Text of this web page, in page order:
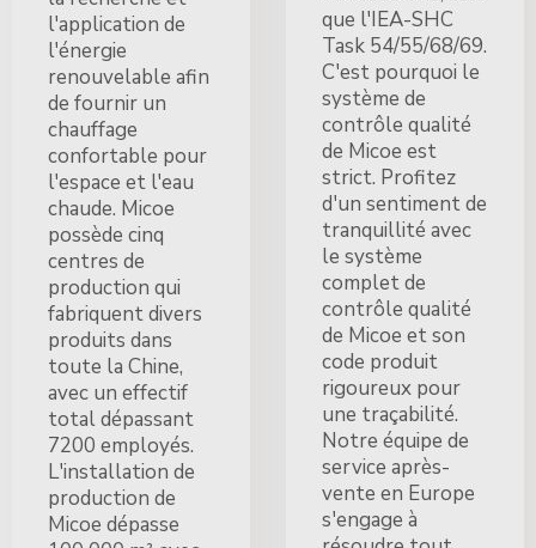
l'application de
l'énergie
renouvelable afin
de fournir un
chauffage
confortable pour
l'espace et l'eau
chaude. Micoe
possède cinq
centres de
production qui
fabriquent divers
produits dans
toute la Chine,
avec un effectif
total dépassant
7200 employés.
L'installation de
production de
Micoe dépasse
que l'IEA-SHC
Task 54/55/68/69.
C'est pourquoi le
système de
contrôle qualité
de Micoe est
strict. Profitez
d'un sentiment de
tranquillité avec
le système
complet de
contrôle qualité
de Micoe et son
code produit
rigoureux pour
une traçabilité.
Notre équipe de
service après-
vente en Europe
s'engage à